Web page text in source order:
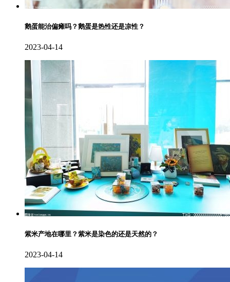
鹅蛋能治偏瘫吗？鹅蛋是热性还是凉性？
2023-04-14
紫米产地在哪里？紫米是染色的还是天然的？
2023-04-14